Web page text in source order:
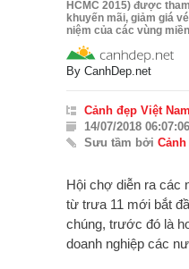
HCMC 2015) được
khuyến mãi, giảm giá
niệm của các vùng
By CanhDep.net
Cảnh đẹp Việt Nam
14/07/2018 06:07:06
Sưu tầm bởi
Hội chợ diễn ra các
từ trưa 11 mới bắt
chúng, trước đó là
doanh nghiệp các